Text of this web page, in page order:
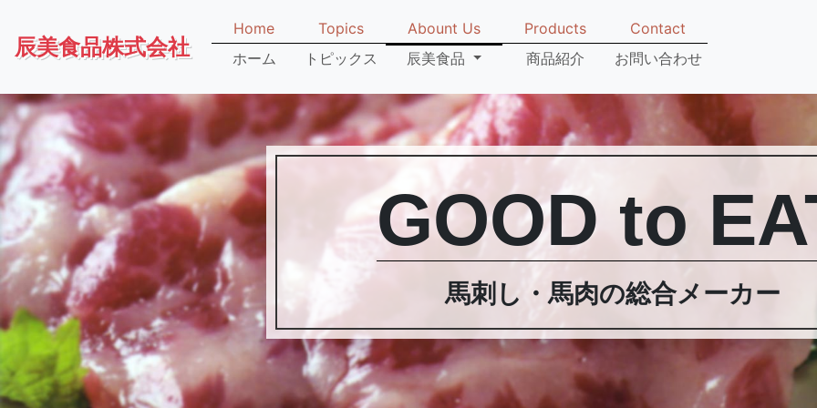
辰美食品株式会社
Home
ホーム
Topics
トピックス
Abount Us
辰美食品
Products
商品紹介
Contact
お問い合わせ
GOOD to
馬刺し・馬肉の総合メーカー